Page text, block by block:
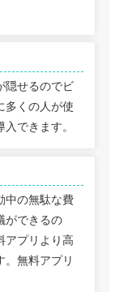
隠せるのでビ
多くの人が使
できます。
中の無駄な費
ができるの
アプリより高
。無料アプリ